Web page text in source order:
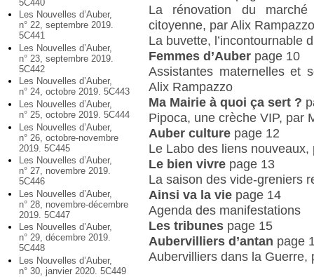
5C440
Les Nouvelles d’Auber,
n° 22, septembre 2019.
5C441
Les Nouvelles d’Auber,
n° 23, septembre 2019.
5C442
Les Nouvelles d’Auber,
n° 24, octobre 2019. 5C443
Les Nouvelles d’Auber,
n° 25, octobre 2019. 5C444
Les Nouvelles d’Auber,
n° 26, octobre-novembre
2019. 5C445
Les Nouvelles d’Auber,
n° 27, novembre 2019.
5C446
Les Nouvelles d’Auber,
n° 28, novembre-décembre
2019. 5C447
Les Nouvelles d’Auber,
n° 29, décembre 2019.
5C448
Les Nouvelles d’Auber,
n° 30, janvier 2020. 5C449
La rénovation du
citoyenne, par Alix
La buvette, l’incontournable
Femmes d’Auber page 10
Assistantes maternelles et
Alix Rampazzo
Ma Mairie à quoi ça sert ?
Pipoca, une crèche VIP, par
Auber culture page 12
Le Labo des liens nouveaux,
Le bien vivre page 13
La saison des vide-greniers
Ainsi va la vie page 14
Agenda des manifestations
Les tribunes page 15
Aubervilliers d’antan page
Aubervilliers dans la Guerre,